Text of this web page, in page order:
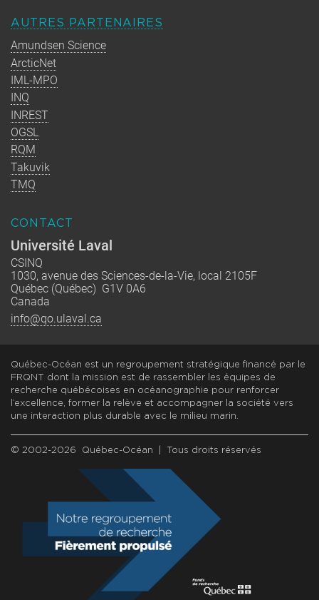
AUTRES PARTENAIRES
Amundsen Science
ArcticNet
IML-MPO
INQ
INREST
OGSL
RQM
Takuvik
TMQ
CONTACT
Université Laval
CSINQ
1030, avenue des Sciences-de-la-Vie, local 2105F
Québec (Québec) G1V 0A6
Canada
info@qo.ulaval.ca
Québec-Océan est un regroupement stratégique financé par le
FRQNT dont la mission est de rassembler les équipes de
recherche québécoises en océanographie pour renforcer
l’excellence, former la relève et accompagner la société vers
une interaction plus durable avec le milieu marin.
© 2002-2026 Québec-Océan | Tous droits réservés